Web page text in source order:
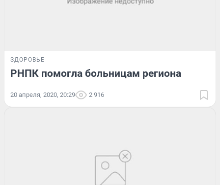
ЗДОРОВЬЕ
РНПК помогла больницам региона
20 апреля, 2020, 20:29 2 916